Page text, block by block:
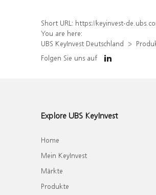
Short URL: https://keyinvest-de.ubs.com/produkt/detail/index/isin/
You are here:
UBS KeyInvest Deutschland
Folgen Sie uns auf
Explore UBS KeyInvest
Home
Mein KeyInvest
Märkte
Produkte